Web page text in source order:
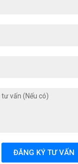
ĐĂNG KÝ TƯ VẤN